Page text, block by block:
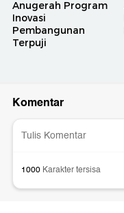
Anugerah Program
Inovasi
Pembangunan
Terpuji